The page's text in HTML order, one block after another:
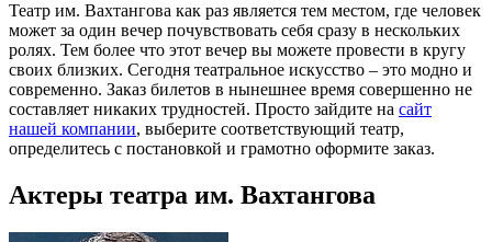
Театр им. Вахтангова как раз является тем местом, где человек
может за один вечер почувствовать себя сразу в нескольких
ролях. Тем более что этот вечер вы можете провести в кругу
своих близких. Сегодня театральное искусство – это модно и
современно. Заказ билетов в нынешнее время совершенно не
составляет никаких трудностей. Просто зайдите на сайт
нашей компании, выберите соответствующий театр,
определитесь с постановкой и грамотно оформите заказ.
Актеры театра им. Вахтангова